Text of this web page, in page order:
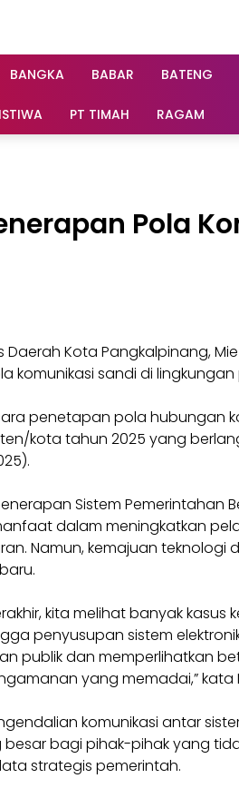
BANGKA BABAR BATENG
PT TIMAH RAGAM
Pola
Daerah Kota Pangkalpinang,
komunikasi sandi di
penetapan pola hubungan
kota tahun 2025 yang
Sistem Pemerintahan
dalam meningkatkan
Namun, kemajuan teknologi
kita melihat banyak kasus
penyusupan sistem
publik dan memperlihatkan
yang memadai,” kata
komunikasi antar
bagi pihak-pihak yang
strategis pemerintah.